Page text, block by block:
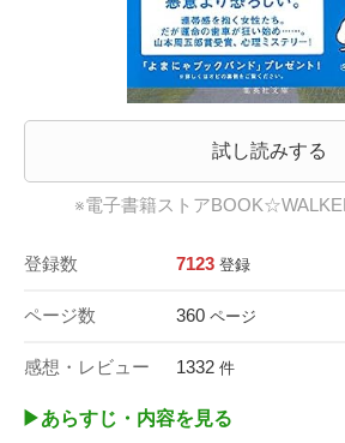
試し読みする
※電子書籍ストア
登録数 7123 登録
ページ数 360 ページ
感想・レビュー 1332 件
▶︎あらすじ・内容を見る